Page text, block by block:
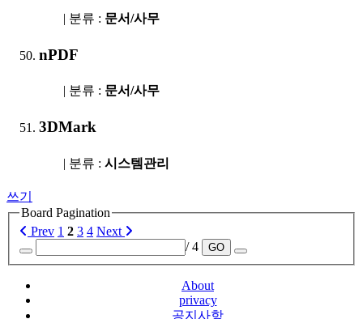
| 분류 : 문서/사무
nPDF
| 분류 : 문서/사무
3DMark
| 분류 : 시스템관리
쓰기
Board Pagination
Prev 1 2 3 4 Next
/ 4
GO
About
privacy
공지사항